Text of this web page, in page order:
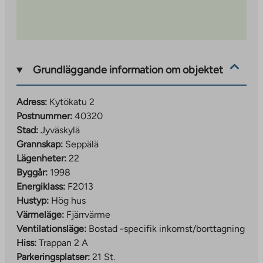
Grundläggande information om objektet
Adress: Kytökatu 2
Postnummer: 40320
Stad: Jyväskylä
Grannskap: Seppälä
Lägenheter: 22
Byggår: 1998
Energiklass: F2013
Hustyp: Hög hus
Värmeläge: Fjärrvärme
Ventilationsläge: Bostad -specifik inkomst/borttagning
Hiss: Trappan 2 A
Parkeringsplatser: 21 St.